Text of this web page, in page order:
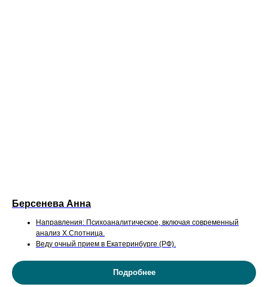
Берсенева Анна
Направления: Психоаналитическое, включая современный
анализ Х.Спотница.
Веду очный прием в Екатеринбурге (РФ).
Подробнее